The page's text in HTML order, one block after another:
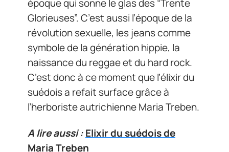
époque qui sonne le glas des “Trente
Glorieuses”. C’est aussi l’époque de la
révolution sexuelle, les jeans comme
symbole de la génération hippie, la
naissance du reggae et du hard rock.
C’est donc à ce moment que l’élixir du
suédois a refait surface grâce à
l’herboriste autrichienne Maria Treben.
A lire aussi :Elixir du suédois de
Maria Treben